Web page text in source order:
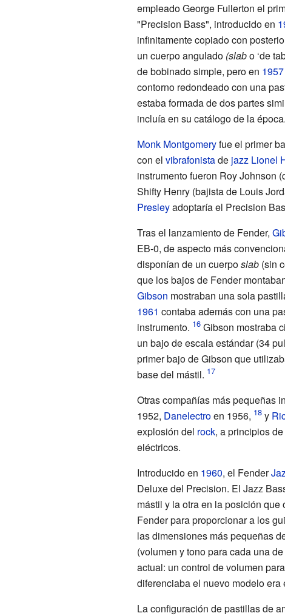
empleado George Fullerton el
"Precision Bass", introducido en
infinitamente copiado con
un cuerpo angulado (slabo ‘de
de bobinado simple, pero en 1957
contorno redondeado con una
estaba formada de dos partes
incluía en su catálogo de la época.
Monk Montgomeryfue el primer
con el vibrafonistade jazz Lionel
instrumento fueron Roy Johnson
Shifty Henry(bajista de Louis
Presleyadoptaría el Precision
Tras el lanzamiento de Fender,
EB-0, de aspecto más
disponían de un cuerposlab(sin
que los bajos de Fender
Gibson mostraban una sola
1961 contaba además con una
instrumento.
Gibson mostraba
un bajo de escala estándar (34
primer bajo de Gibson que
base del mástil.
Otras compañías más pequeñas
1952, Danelectroen 1956, y
explosión del rock, a principios de
eléctricos.
Introducido en 1960, el Fender
Deluxe del Precision. El Jazz
mástil y la otra en la posición
Fender para proporcionar a los
las dimensiones más pequeñas
(volumen y tono para cada una
actual: un control de volumen
diferenciaba el nuevo modelo
La configuración de pastillas de